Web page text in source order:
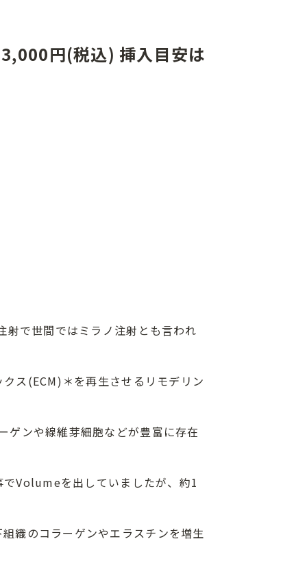
円(税込) 挿入目安は
で世間ではミラノ注射とも言われ
ス(ECM)＊を再生させるリモデリン
ゲンや線維芽細胞などが豊富に存在
Volumeを出していましたが、約1
織のコラーゲンやエラスチンを増生